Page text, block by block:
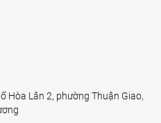
Hòa Lân 2, phường Thuận Giao,